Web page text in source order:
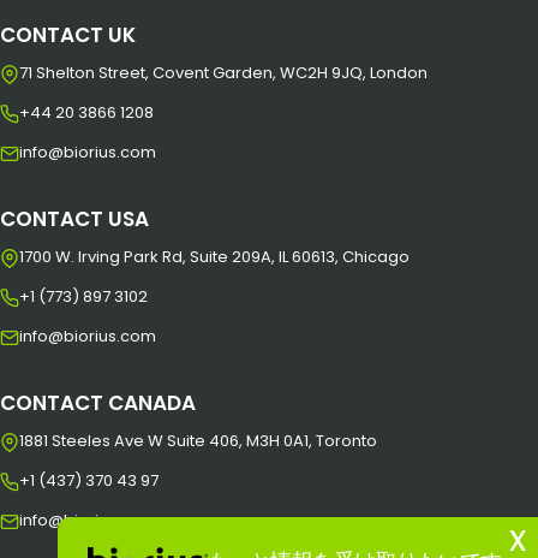
CONTACT UK
71 Shelton Street, Covent Garden, WC2H 9JQ, London
+44 20 3866 1208
info@biorius.com
CONTACT USA
1700 W. Irving Park Rd, Suite 209A, IL 60613, Chicago
+1 (773) 897 3102
info@biorius.com
CONTACT CANADA
1881 Steeles Ave W Suite 406, M3H 0A1, Toronto
+1 (437) 370 43 97
info@biorius.com
x